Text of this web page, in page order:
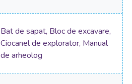
Bat de sapat, Bloc de excavare,
Ciocanel de explorator, Manual
de arheolog